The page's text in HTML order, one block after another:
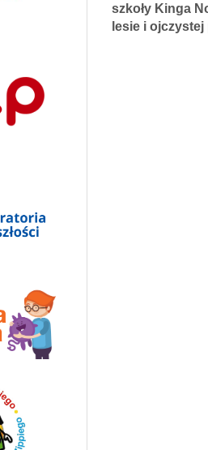
szkoły Kinga
lesie i